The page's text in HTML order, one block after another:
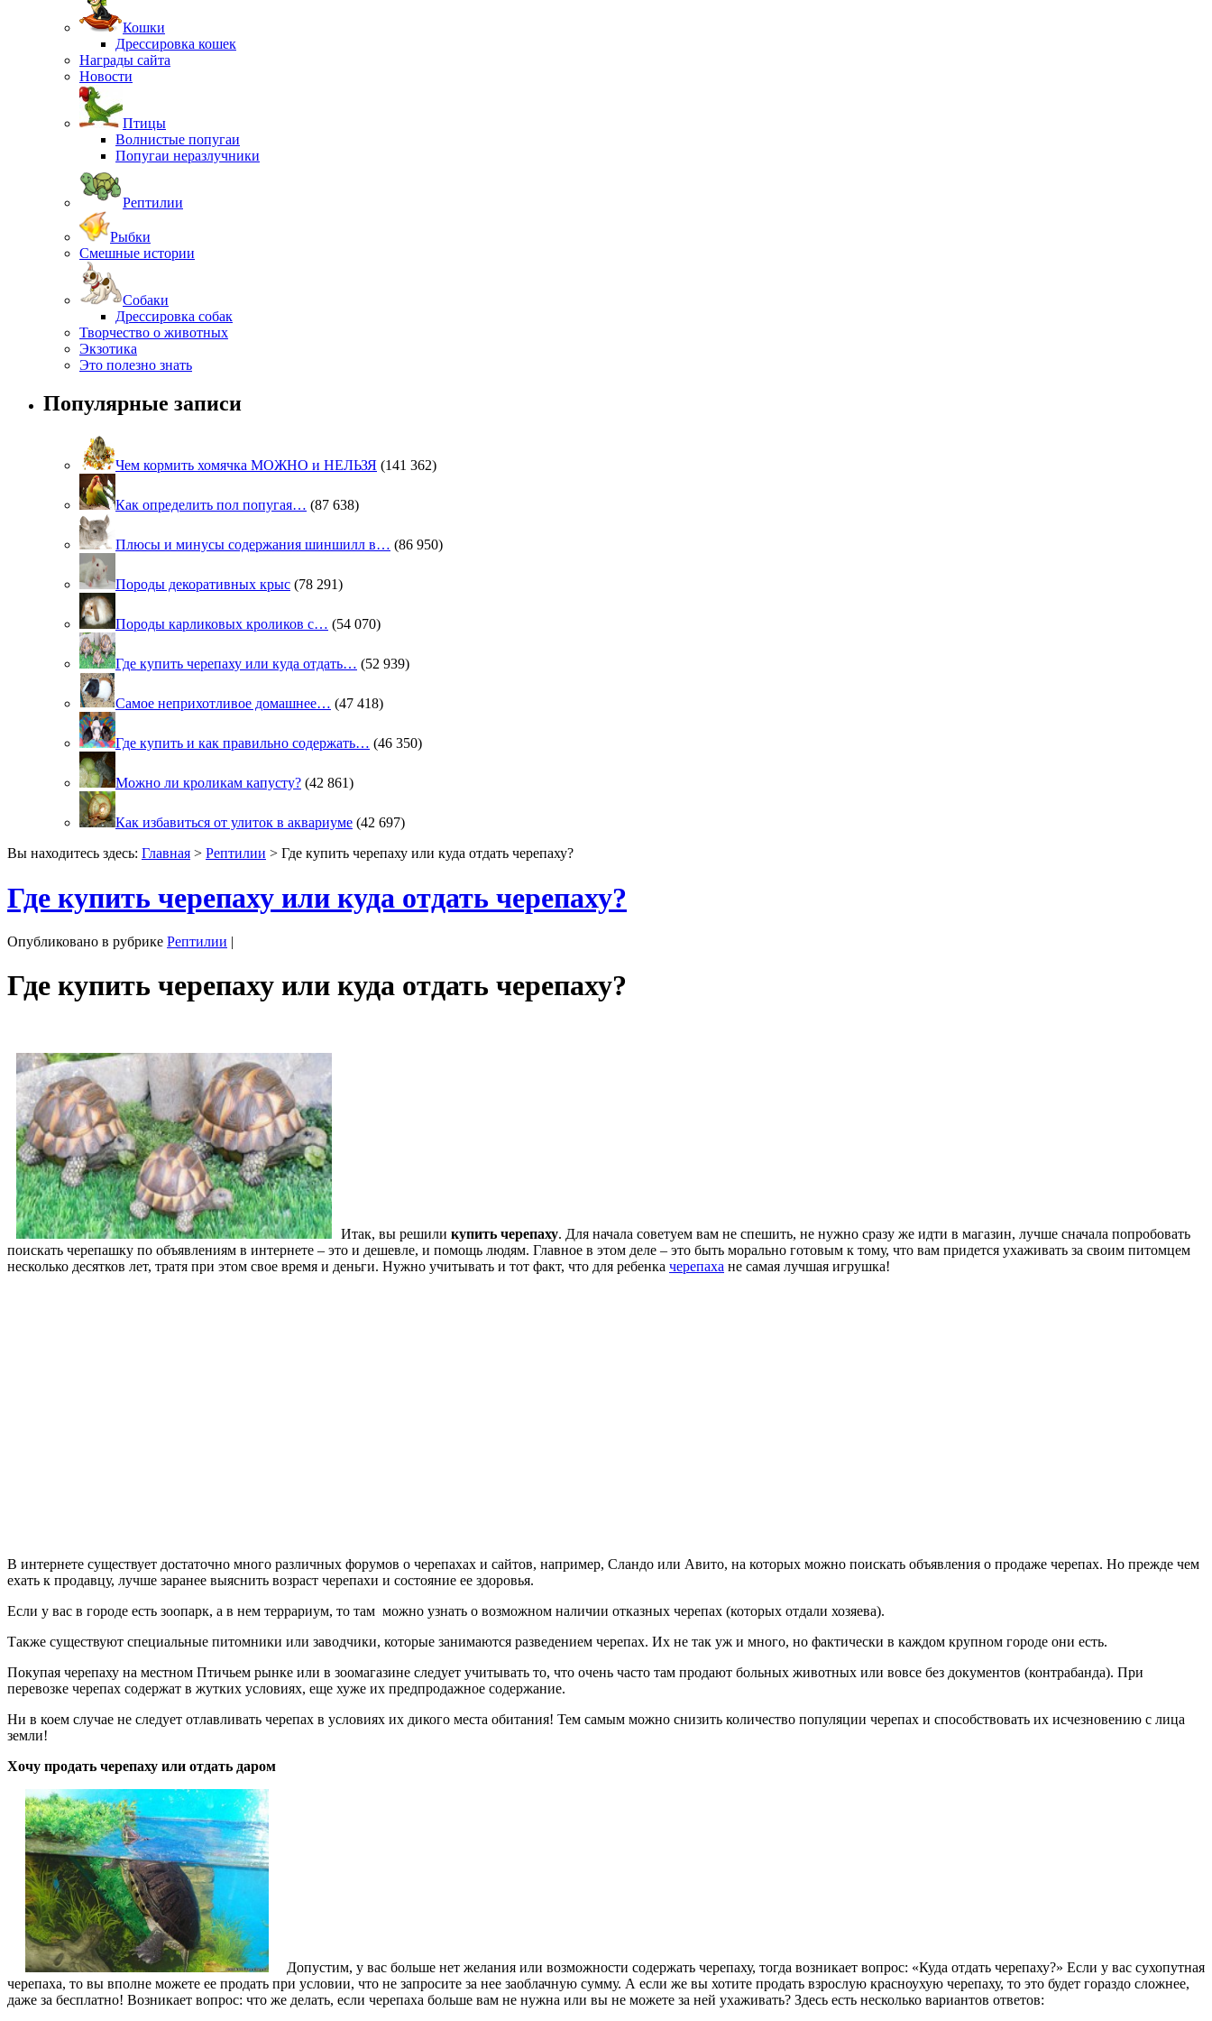
Кошки
Дрессировка кошек
Награды сайта
Новости
Птицы
Волнистые попугаи
Попугаи неразлучники
Рептилии
Рыбки
Смешные истории
Собаки
Дрессировка собак
Творчество о животных
Экзотика
Это полезно знать
Популярные записи
Чем кормить хомячка МОЖНО и НЕЛЬЗЯ (141 362)
Как определить пол попугая… (87 638)
Плюсы и минусы содержания шиншилл в… (86 950)
Породы декоративных крыс (78 291)
Породы карликовых кроликов с… (54 070)
Где купить черепаху или куда отдать… (52 939)
Самое неприхотливое домашнее… (47 418)
Где купить и как правильно содержать… (46 350)
Можно ли кроликам капусту? (42 861)
Как избавиться от улиток в аквариуме (42 697)
Вы находитесь здесь: Главная > Рептилии > Где купить черепаху или куда отдать черепаху?
Где купить черепаху или куда отдать черепаху?
Опубликовано в рубрике Рептилии |
Где купить черепаху или куда отдать черепаху?
Итак, вы решили купить черепаху. Для начала советуем вам не спешить, не нужно сразу же идти в магазин, лучше сначала попробовать
поискать черепашку по объявлениям в интернете – это и дешевле, и помощь людям. Главное в этом деле – это быть морально готовым к тому, что вам придется ухаживать за своим питомцем
несколько десятков лет, тратя при этом свое время и деньги. Нужно учитывать и тот факт, что для ребенка черепаха не самая лучшая игрушка!
В интернете существует достаточно много различных форумов о черепахах и сайтов, например, Сландо или Авито, на которых можно поискать объявления о продаже черепах. Но прежде чем
ехать к продавцу, лучше заранее выяснить возраст черепахи и состояние ее здоровья.
Если у вас в городе есть зоопарк, а в нем террариум, то там можно узнать о возможном наличии отказных черепах (которых отдали хозяева).
Также существуют специальные питомники или заводчики, которые занимаются разведением черепах. Их не так уж и много, но фактически в каждом крупном городе они есть.
Покупая черепаху на местном Птичьем рынке или в зоомагазине следует учитывать то, что очень часто там продают больных животных или вовсе без документов (контрабанда). При
перевозке черепах содержат в жутких условиях, еще хуже их предпродажное содержание.
Ни в коем случае не следует отлавливать черепах в условиях их дикого места обитания! Тем самым можно снизить количество популяции черепах и способствовать их исчезновению с лица
земли!
Хочу продать черепаху или отдать даром
Допустим, у вас больше нет желания или возможности содержать черепаху, тогда возникает вопрос: «Куда отдать черепаху?» Если у вас сухопутная
черепаха, то вы вполне можете ее продать при условии, что не запросите за нее заоблачную сумму. А если же вы хотите продать взрослую красноухую черепаху, то это будет гораздо сложнее,
даже за бесплатно! Возникает вопрос: что же делать, если черепаха больше вам не нужна или вы не можете за ней ухаживать? Здесь есть несколько вариантов ответов: